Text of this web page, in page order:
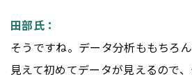
田部氏：
そうですね。データ分析ももちろ
見えて初めてデータが見えるので